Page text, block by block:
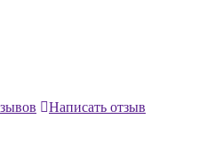
Написать отзыв